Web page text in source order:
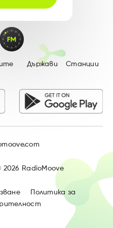
Държави Станции
2026 RadioMoove
Политика за